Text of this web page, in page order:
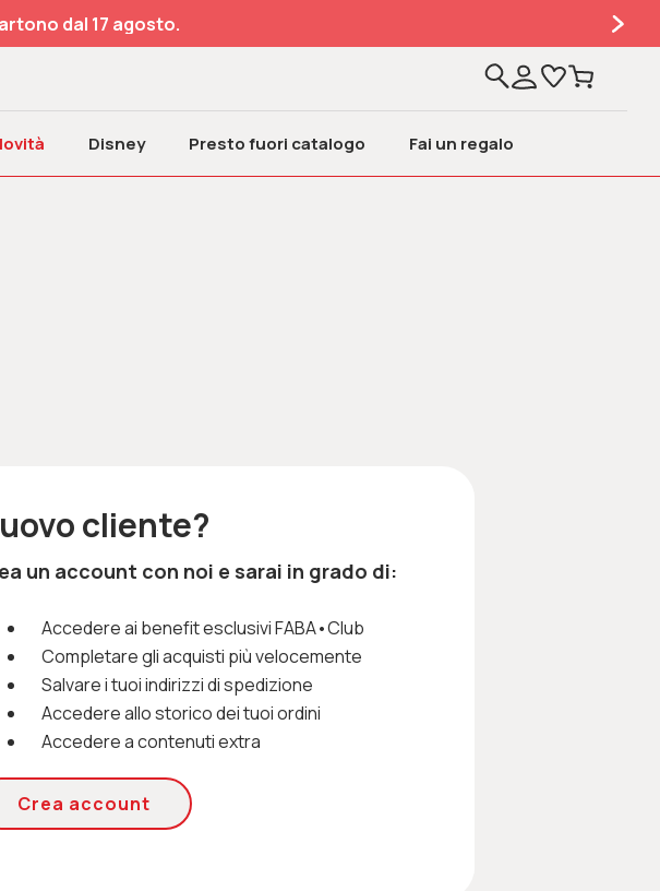
dal 17 agosto.
Disney Presto fuori catalogo Fai un regalo
cliente?
un account con noi e sarai in grado di:
Accedere ai benefit esclusivi FABA•Club
Completare gli acquisti più velocemente
Salvare i tuoi indirizzi di spedizione
Accedere allo storico dei tuoi ordini
Accedere a contenuti extra
Crea account